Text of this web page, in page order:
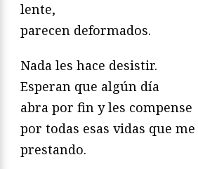
lente,
parecen deformados.
Nada les hace desistir.
Esperan que algún día
abra por fin y les compense
por todas esas vidas que
prestando.